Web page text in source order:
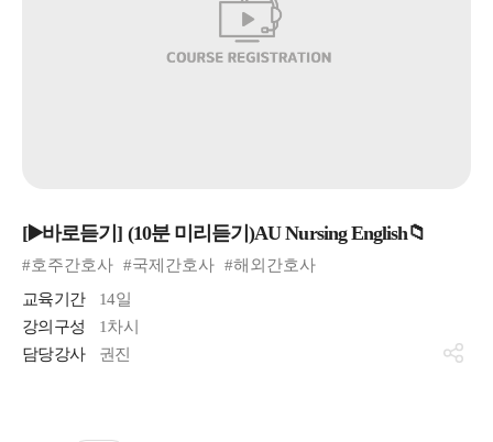
[▶️바로듣기] (10분 미리듣기)AU Nursing English📁
#호주간호사 #국제간호사 #해외간호사
교육기간
14일
강의구성
1차시
담당강사
권진